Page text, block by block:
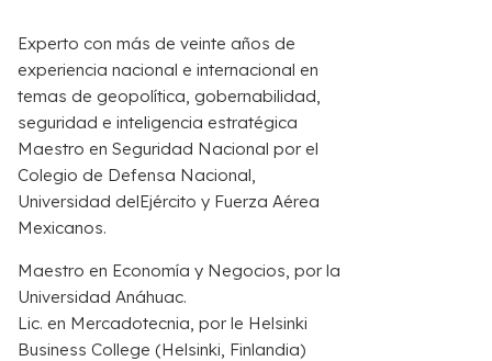
Experto con más de veinte años de
experiencia nacional e internacional en
temas de geopolítica, gobernabilidad,
seguridad e inteligencia estratégica
Maestro en Seguridad Nacional por el
Colegio de Defensa Nacional,
Universidad delEjército y Fuerza Aérea
Mexicanos.
Maestro en Economía y Negocios, por la
Universidad Anáhuac.
Lic. en Mercadotecnia, por le Helsinki
Business College (Helsinki, Finlandia)